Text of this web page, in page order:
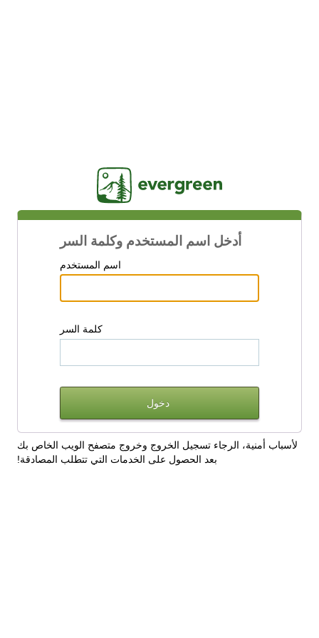
أدخل اسم المستخدم وكلمة السر
اسم المستخدم
كلمة السر
لأسباب أمنية، الرجاء تسجيل الخروج وخروج متصفح الويب الخاص بك
بعد الحصول على الخدمات التي تتطلب المصادقة!